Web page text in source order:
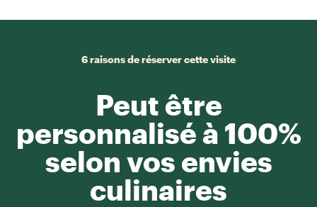
6 raisons de réserver cette visite
Peut être
personnalisé à 100%
selon vos envies
culinaires